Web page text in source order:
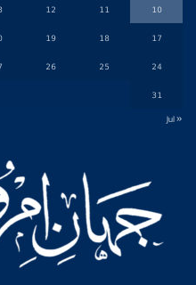
10
11
12
17
18
19
24
25
26
31
« Jul